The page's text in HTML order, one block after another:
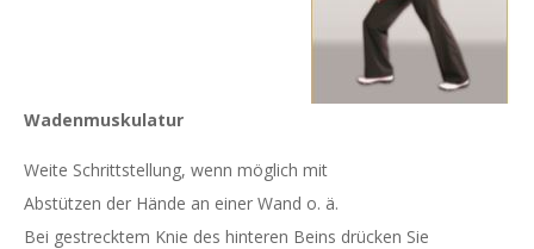
Wadenmuskulatur
Weite Schrittstellung, wenn möglich mit
Abstützen der Hände an einer Wand o. ä.
Bei gestrecktem Knie des hinteren Beins drücken Sie